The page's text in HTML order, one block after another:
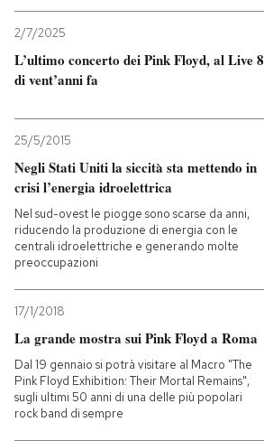
2/7/2025
L’ultimo concerto dei Pink Floyd, al Live 8
di vent’anni fa
25/5/2015
Negli Stati Uniti la siccità sta mettendo in
crisi l’energia idroelettrica
Nel sud-ovest le piogge sono scarse da anni,
riducendo la produzione di energia con le
centrali idroelettriche e generando molte
preoccupazioni
17/1/2018
La grande mostra sui Pink Floyd a Roma
Dal 19 gennaio si potrà visitare al Macro "The
Pink Floyd Exhibition: Their Mortal Remains",
sugli ultimi 50 anni di una delle più popolari
rock band di sempre